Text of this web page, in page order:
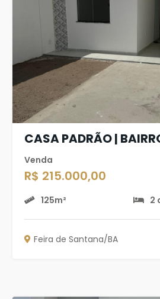
CASA PADRÃO |
Venda
R$ 215.000,00
125m² 2
Feira de Santana/BA